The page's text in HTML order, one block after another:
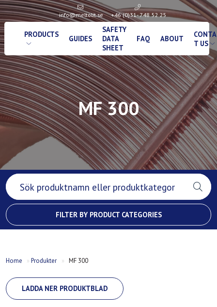
info@meltolit.se +46 (0)31- 748 52 25
PRODUCTS GUIDES
SAFETY
DATA
SHEET
FAQ ABOUT
T US
MF 300
FILTER BY PRODUCT CATEGORIES
Home »Produkter » MF 300
LADDA NER PRODUKTBLAD